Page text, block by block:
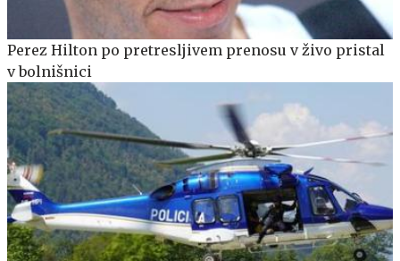
Perez Hilton po pretresljivem prenosu v živo pristal
v bolnišnici